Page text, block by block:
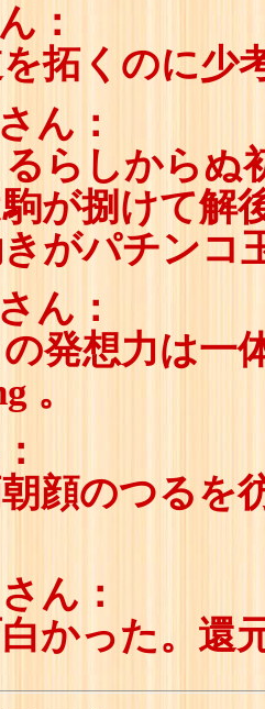
：
拓くのに少
ん：
るらしからぬ
が捌けて解
がパチンコ
ん：
の発想力は一
。
顔のつるを
ん：
白かった。還